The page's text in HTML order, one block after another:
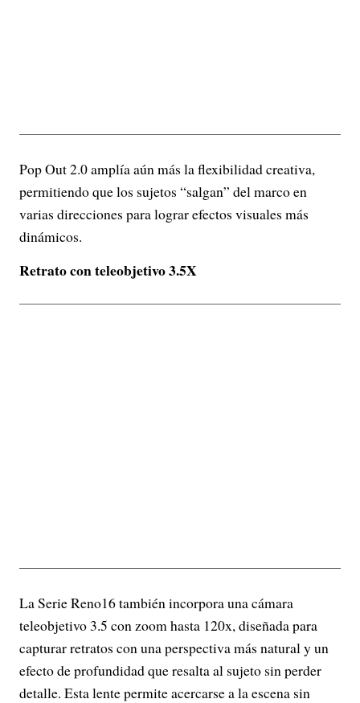
Pop Out 2.0 amplía aún más la flexibilidad creativa,
permitiendo que los sujetos “salgan” del marco en
varias direcciones para lograr efectos visuales más
dinámicos.
Retrato con teleobjetivo 3.5X
La Serie Reno16 también incorpora una cámara
teleobjetivo 3.5 con zoom hasta 120x, diseñada para
capturar retratos con una perspectiva más natural y un
efecto de profundidad que resalta al sujeto sin perder
detalle. Esta lente permite acercarse a la escena sin